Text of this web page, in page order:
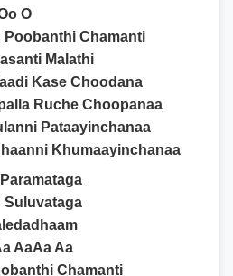
O
Chamanti
Malathi
Kase Choodana
Ruche Choopanaa
Pataayinchanaa
Khumaayinchanaa
Suluvataga
AaAa Aa
Chamanti